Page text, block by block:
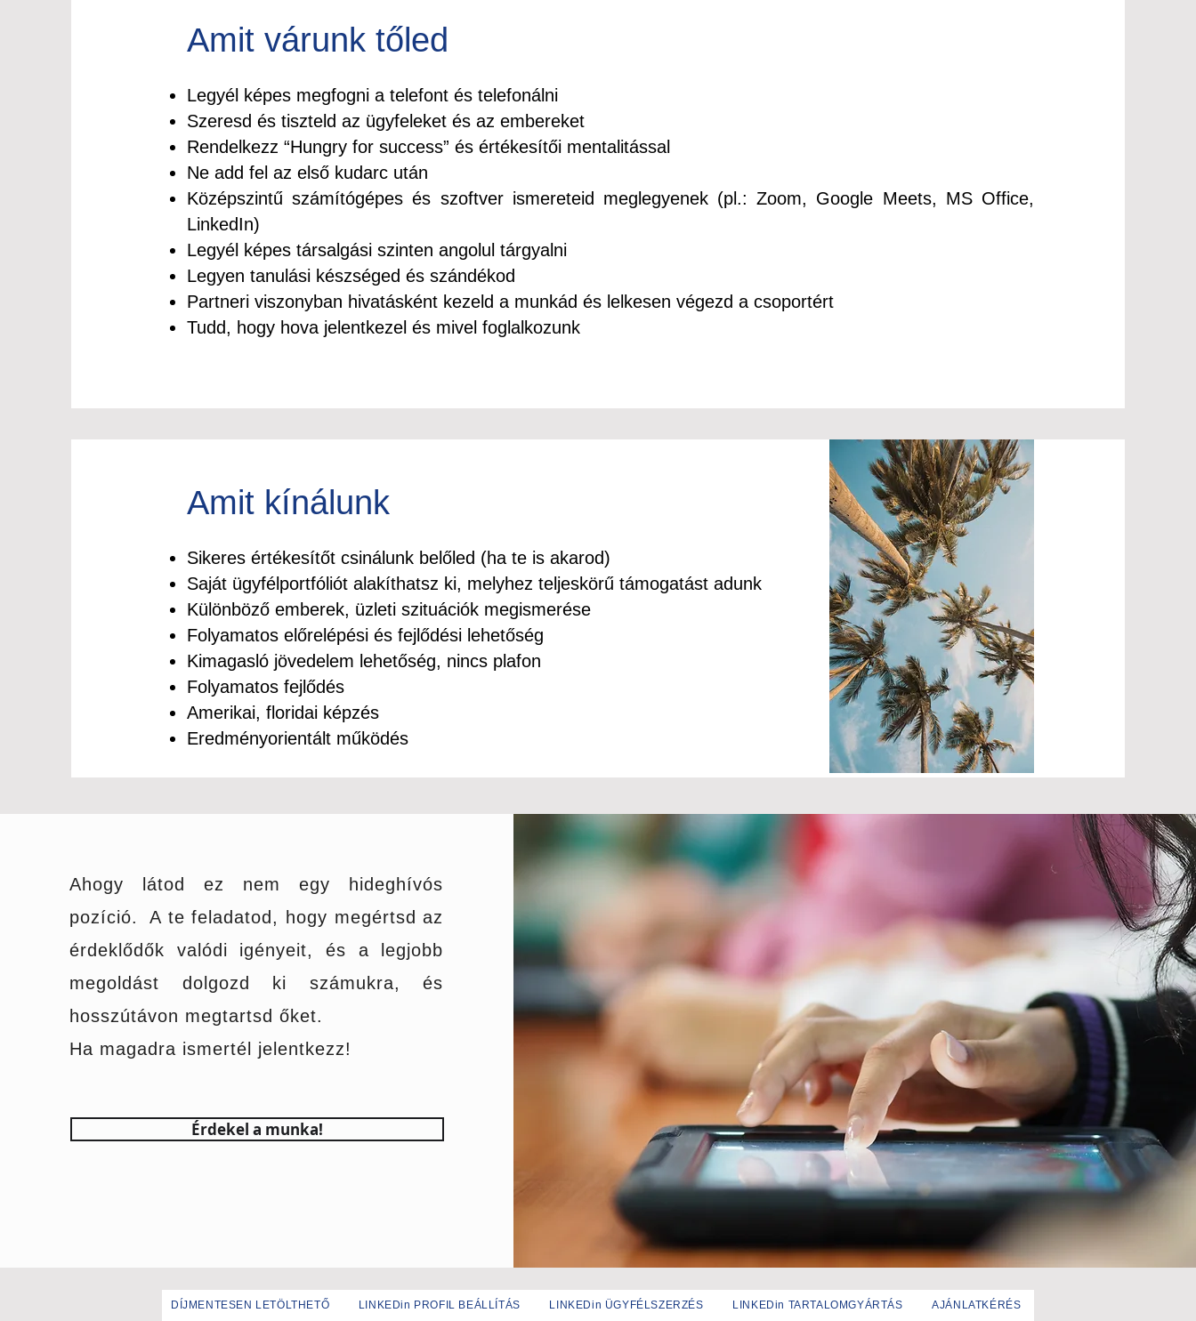
Amit várunk tőled
Legyél képes megfogni a telefont és telefonálni
Szeresd és tiszteld az ügyfeleket és az embereket
Rendelkezz “Hungry for success” és értékesítői mentalitással
Ne add fel az első kudarc után
Középszintű számítógépes és szoftver ismereteid meglegyenek (pl.: Zoom, Google Meets, MS Office,
LinkedIn)
Legyél képes társalgási szinten angolul tárgyalni
Legyen tanulási készséged és szándékod
Partneri viszonyban hivatásként kezeld a munkád és lelkesen végezd a csoportért
Tudd, hogy hova jelentkezel és mivel foglalkozunk
Amit kínálunk
Sikeres értékesítőt csinálunk belőled (ha te is akarod)
Saját ügyfélportfóliót alakíthatsz ki, melyhez teljeskörű támogatást adunk
Különböző emberek, üzleti szituációk megismerése
Folyamatos előrelépési és fejlődési lehetőség
Kimagasló jövedelem lehetőség, nincs plafon
Folyamatos fejlődés
Amerikai, floridai képzés
Eredményorientált működés
Ahogy látod ez nem egy hideghívós
pozíció. A te feladatod, hogy megértsd az
érdeklődők valódi igényeit, és a legjobb
megoldást dolgozd ki számukra, és
hosszútávon megtartsd őket.
Ha magadra ismertél jelentkezz!
Érdekel a munka!
DÍJMENTESEN LETÖLTHETŐ LINKEDin PROFIL BEÁLLÍTÁS LINKEDin ÜGYFÉLSZERZÉS LINKEDin TARTALOMGYÁRTÁS AJÁNLATKÉRÉS